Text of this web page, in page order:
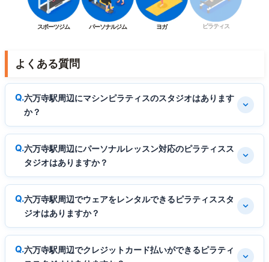
スポーツジム パーソナルジム ヨガ ピラティス
よくある質問
六万寺駅周辺にマシンピラティスのスタジオはあります
か？
六万寺駅周辺にパーソナルレッスン対応のピラティスス
タジオはありますか？
六万寺駅周辺でウェアをレンタルできるピラティススタ
ジオはありますか？
六万寺駅周辺でクレジットカード払いができるピラティ